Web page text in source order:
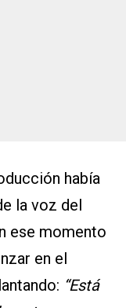
había
la voz del
ese momento
en el
“Está